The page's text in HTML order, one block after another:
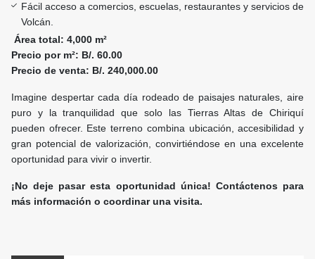
Fácil acceso a comercios, escuelas, restaurantes y servicios de
Volcán.
Área total: 4,000 m²
Precio por m²: B/. 60.00
Precio de venta: B/. 240,000.00
Imagine despertar cada día rodeado de paisajes naturales, aire
puro y la tranquilidad que solo las Tierras Altas de Chiriquí
pueden ofrecer. Este terreno combina ubicación, accesibilidad y
gran potencial de valorización, convirtiéndose en una excelente
oportunidad para vivir o invertir.
¡No deje pasar esta oportunidad única! Contáctenos para
más información o coordinar una visita.